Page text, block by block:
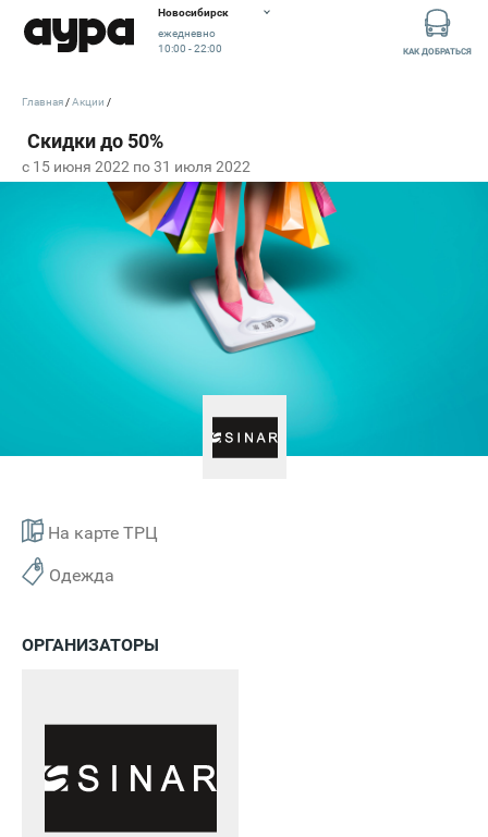
Новосибирск
ежедневно
10:00 - 22:00
КАК ДОБРАТЬСЯ
c 15 июня 2022 по 31 июля 2022
На карте ТРЦ
Одежда
Главная Акции
ОРГАНИЗАТОРЫ